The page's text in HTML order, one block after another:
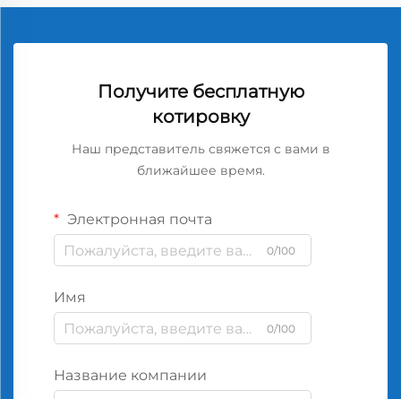
Получите бесплатную
котировку
Наш представитель свяжется с вами в
ближайшее время.
Электронная почта
0/100
Имя
0/100
Название компании